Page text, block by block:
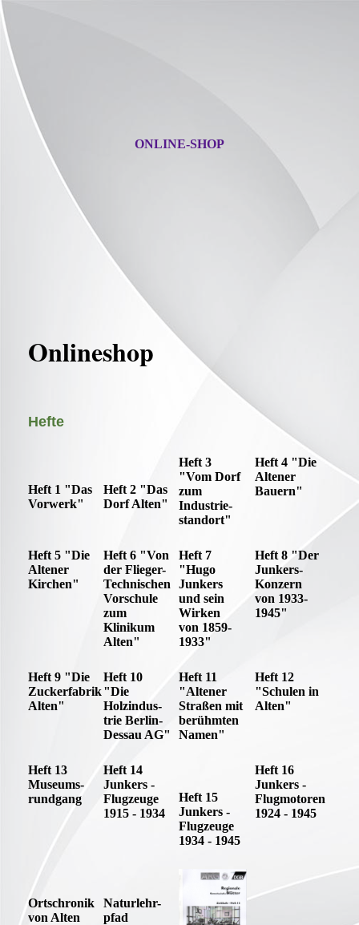
ONLINE-SHOP
Onlineshop
Hefte
Heft 1 "Das
Vorwerk"
Heft 2 "Das
Dorf Alten"
Heft 3
"Vom Dorf
zum
Industrie-
standort"
Heft 4 "Die
Altener
Bauern"
Heft 5 "Die
Altener
Kirchen"
Heft 6 "Von
der Flieger-
Technischen
Vorschule
zum
Klinikum
Alten"
Heft 7
"Hugo
Junkers
und sein
Wirken
von 1859-
1933"
Heft 8 "Der
Junkers-
Konzern
von 1933-
1945"
Heft 9 "Die
Zuckerfabrik
Alten"
Heft 10
"Die
Holzindus-
trie Berlin-
Dessau AG"
Heft 11
"Altener
Straßen mit
berühmten
Namen"
Heft 12
"Schulen in
Alten"
Heft 13
Museums-
rundgang
Heft 14
Junkers -
Flugzeuge
1915 - 1934
Heft 15
Junkers -
Flugzeuge
1934 - 1945
Heft 16
Junkers -
Flugmotoren
1924 - 1945
Ortschronik
von Alten
Naturlehr-
pfad